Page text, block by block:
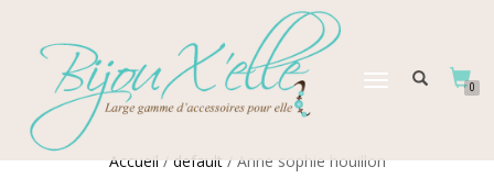
DÉPLIER
0
Accueil/default/ Anne sophie houillon